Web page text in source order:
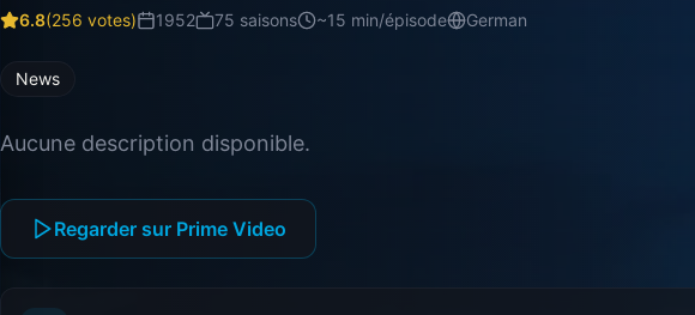
6.8(256 votes) 1952 75 saisons ~15 min/épisode German
News
Aucune description disponible.
Regarder sur Prime Video